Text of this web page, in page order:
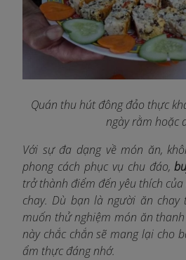
Quán thu hút đông đảo thực
ngày rằm hoặc
Với sự đa dạng về món ăn,
phong cách phục vụ chu đáo,
trở thành điểm đến yêu thích
chay. Dù bạn là người ăn chay
muốn thử nghiệm món ăn
này chắc chắn sẽ mang lại cho
ẩm thực đáng nhớ.